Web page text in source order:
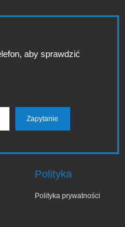
aby sprawdzić
Polityka
Polityka prywatności